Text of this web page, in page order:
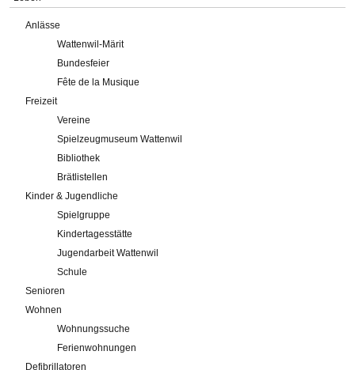
Anlässe
Wattenwil-Märit
Bundesfeier
Fête de la Musique
Freizeit
Vereine
Spielzeugmuseum Wattenwil
Bibliothek
Brätlistellen
Kinder & Jugendliche
Spielgruppe
Kindertagesstätte
Jugendarbeit Wattenwil
Schule
Senioren
Wohnen
Wohnungssuche
Ferienwohnungen
Defibrillatoren